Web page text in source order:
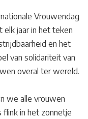
Vrouwendag
elk jaar in het teken
en het
van solidariteit van
overal ter wereld.
we alle vrouwen
flink in het zonnetje